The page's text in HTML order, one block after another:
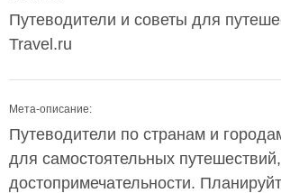
Путеводители и советы для
Travel.ru
Мета-описание:
Путеводители по странам и
для самостоятельных
достопримечательности.